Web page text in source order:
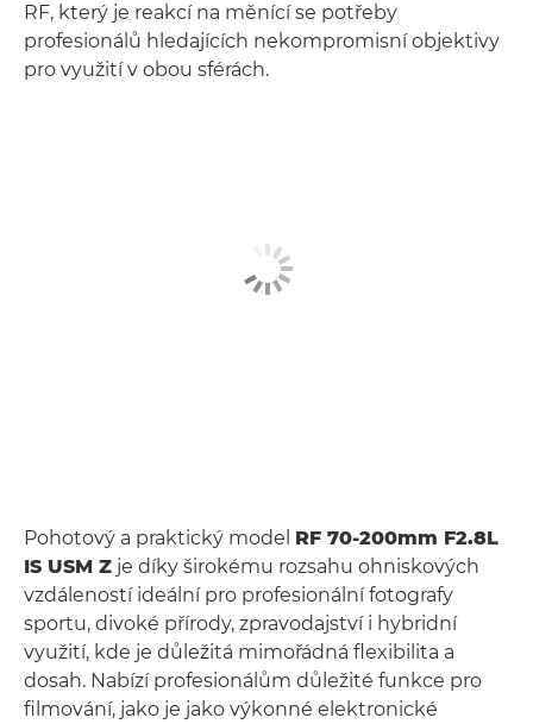
RF, který je reakcí na měnící se potřeby
profesionálů hledajících nekompromisní objektivy
pro využití v obou sférách.
Pohotový a praktický model RF 70-200mm F2.8L
IS USM Z je díky širokému rozsahu ohniskových
vzdáleností ideální pro profesionální fotografy
sportu, divoké přírody, zpravodajství i hybridní
využití, kde je důležitá mimořádná flexibilita a
dosah. Nabízí profesionálům důležité funkce pro
filmování, jako je jako výkonné elektronické